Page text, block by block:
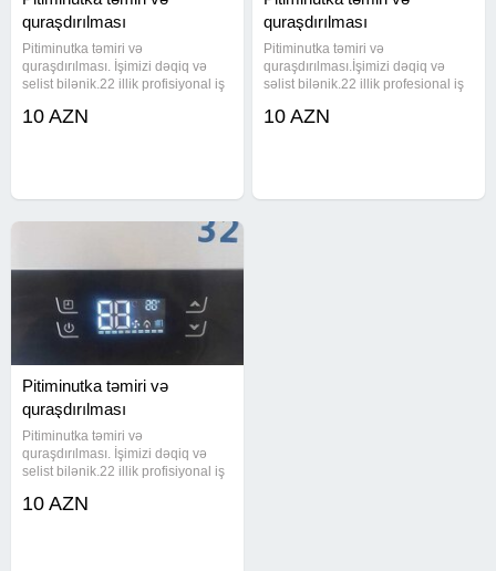
quraşdırılması
Pitiminutka təmiri və
quraşdırılması. İşimizi dəqiq və
selist bilənik.22 illik profisiyonal iş
10 AZN
quraşdırılması
Pitiminutka təmiri və
quraşdırılması.İşimizi dəqiq və
səlist bilənik.22 illik profesional iş
10 AZN
Pitiminutka təmiri və
quraşdırılması
Pitiminutka təmiri və
quraşdırılması. İşimizi dəqiq və
selist bilənik.22 illik profisiyonal iş
10 AZN